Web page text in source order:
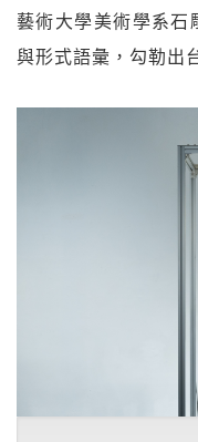
藝術大學美術學系石
與形式語彙，勾勒出